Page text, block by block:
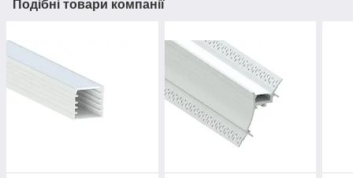
Подібні товари компанії